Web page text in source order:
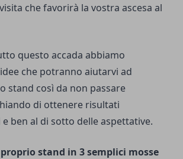
che favorirà la vostra ascesa al
questo accada abbiamo
che potranno aiutarvi ad
stand così da non passare
di ottenere risultati
ben al di sotto delle aspettative.
stand in 3 semplici mosse